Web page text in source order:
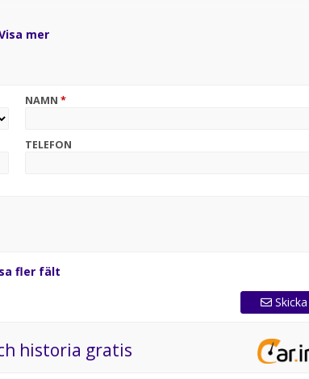
mer
NAMN *
TELEFON
fler fält
Skicka
historia gratis